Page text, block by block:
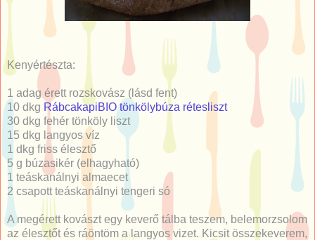
Kenyértészta:
1 adag érett rozskovász (lásd fent)
10 dkg RábcakapiBIO tönkölybúza rétesliszt
30 dkg fehér tönköly liszt
15 dkg langyos víz
1 dkg friss élesztő
5 g búzasikér (elhagyható)
1 teáskanálnyi almaecet
2 csapott teáskanálnyi tengeri só
A megérett kovászt egy keverő tálba teszem, belemorzsolom
az élesztőt és ráöntöm a langyos vizet. Kicsit összekeverem,